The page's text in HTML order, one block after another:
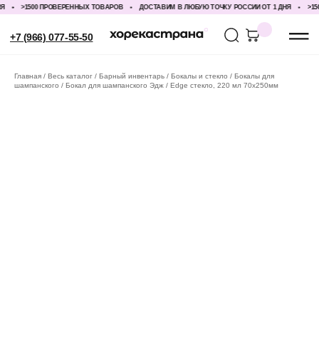
>1500 ПРОВЕРЕННЫХ ТОВАРОВ ДОСТАВИМ В ЛЮБУЮ ТОЧКУ РОССИИ ОТ 1 ДНЯ
Главная Весь каталог Барный инвентарь Бокалы и стекло
Бокалы для
шампанского
Бокал для шампанского Эдж / Edge стекло, 220 мл 70х250мм